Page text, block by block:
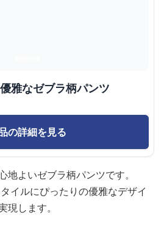
雅なゼブラ柄パンツ
の詳細を見る
地よいゼブラ柄パンツです。
イルにぴったりの優雅なデザイ
現します。